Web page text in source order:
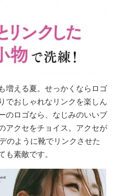
増える夏。せっかくならロゴ
でおしゃれなリンクを楽しん
のロゴなら、なじみのいいブ
アクセをチョイス。アクセが
のように靴でリンクさせた
も素敵です。